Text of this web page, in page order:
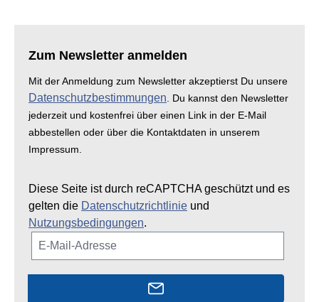
Zum Newsletter anmelden
Mit der Anmeldung zum Newsletter akzeptierst Du unsere
Datenschutzbestimmungen . Du kannst den Newsletter
jederzeit und kostenfrei über einen Link in der E-Mail
abbestellen oder über die Kontaktdaten in unserem
Impressum.
Diese Seite ist durch reCAPTCHA geschützt und es
gelten die Datenschutzrichtlinie und
Nutzungsbedingungen.